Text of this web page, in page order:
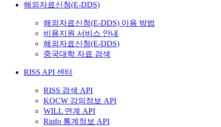
해외자료신청(E-DDS)
해외자료신청(E-DDS) 이용 방법
비용지원 서비스 안내
해외자료신청(E-DDS)
중국대학 자료 검색
RISS API 센터
RISS 검색 API
KOCW 강의정보 API
WILL 연계 API
Rinfo 통계정보 API